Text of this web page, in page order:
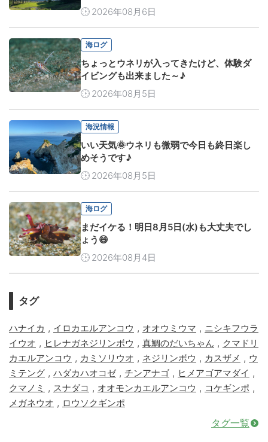
2026年08月6日
海ログ
ちょっとウネリが入ってきたけど、体験ダ
イビングも出来ました～♪
2026年08月5日
海況情報
いい天気🌞ウネリも微弱で今日も終日楽し
めそうです♪
2026年08月5日
海ログ
まだイケる！明日8月5日(水)も大丈夫でし
ょう😄
2026年08月4日
タグ
ハナイカ , イロカエルアンコウ , オオウミウマ , ニシキフウラ
イウオ , ヒレナガネジリンボウ , 真鯛のだいちゃん , クマドリ
カエルアンコウ , カミソリウオ , ネジリンボウ , カスザメ , ウ
ミテング , ハダカハオコゼ, チンアナゴ , ヒメアゴアマダイ ,
クマノミ , スナダコ , オオモンカエルアンコウ , コケギンポ ,
メガネウオ , ロウソクギンポ
タグ一覧